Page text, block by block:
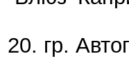
20. гр.